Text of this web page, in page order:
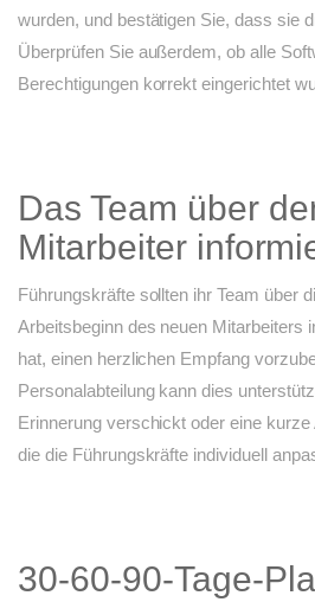
wurden, und bestätigen Sie, dass sie
Überprüfen Sie außerdem, ob alle
Berechtigungen korrekt eingerichtet
Das Team über
Mitarbeiter
Führungskräfte sollten ihr Team über
Arbeitsbeginn des neuen Mitarbeiters
hat, einen herzlichen Empfang
Personalabteilung kann dies
Erinnerung verschickt oder eine
die die Führungskräfte individuell
30-60-90-Tage-